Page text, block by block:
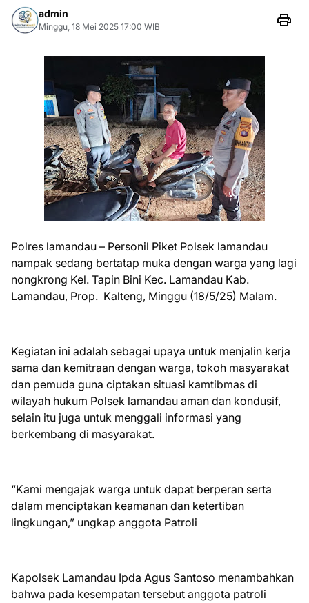
admin
Minggu, 18 Mei 2025 17:00 WIB
Polres lamandau – Personil Piket Polsek lamandau
nampak sedang bertatap muka dengan warga yang lagi
nongkrong Kel. Tapin Bini Kec. Lamandau Kab.
Lamandau, Prop. Kalteng, Minggu (18/5/25) Malam.
Kegiatan ini adalah sebagai upaya untuk menjalin kerja
sama dan kemitraan dengan warga, tokoh masyarakat
dan pemuda guna ciptakan situasi kamtibmas di
wilayah hukum Polsek lamandau aman dan kondusif,
selain itu juga untuk menggali informasi yang
berkembang di masyarakat.
“Kami mengajak warga untuk dapat berperan serta
dalam menciptakan keamanan dan ketertiban
lingkungan,” ungkap anggota Patroli
Kapolsek Lamandau Ipda Agus Santoso menambahkan
bahwa pada kesempatan tersebut anggota patroli